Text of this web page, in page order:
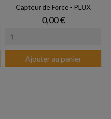
Capteur de Force - PLUX
Prix
0,00 €
Ajouter au panier